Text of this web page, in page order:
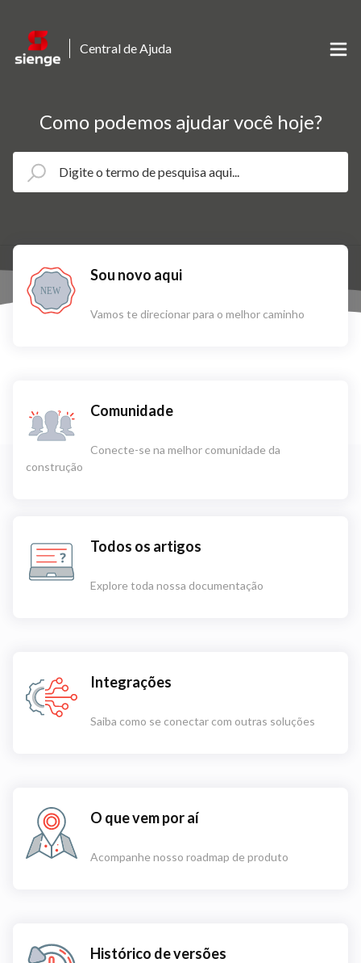
Central de Ajuda
Como podemos ajudar você hoje?
NEW
Sou novo aqui
Vamos te direcionar para o melhor caminho
Comunidade
Conecte-se na melhor comunidade da
construção
Todos os artigos
Explore toda nossa documentação
Integrações
Saiba como se conectar com outras soluções
O que vem por aí
Acompanhe nosso roadmap de produto
Histórico de versões